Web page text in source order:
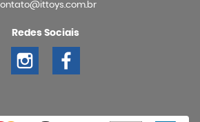
Redes Sociais